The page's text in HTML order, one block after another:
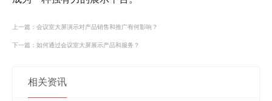
上一篇：会议室大屏演示对产品销售和推广有何影响？
下一篇：如何通过会议室大屏展示产品和服务？
相关资讯